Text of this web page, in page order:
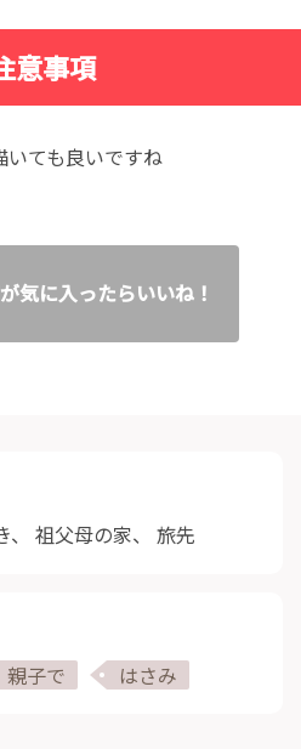
意事項
ても良いですね
気に入ったらいいね！
、 祖父母の家、 旅先
親子で はさみ